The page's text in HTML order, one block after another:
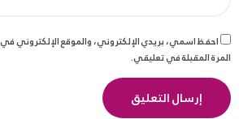
احفظ اسمي، بريدي الإلكتروني، والموقع الإلكتروني
المرة المقبلة في تعليقي.